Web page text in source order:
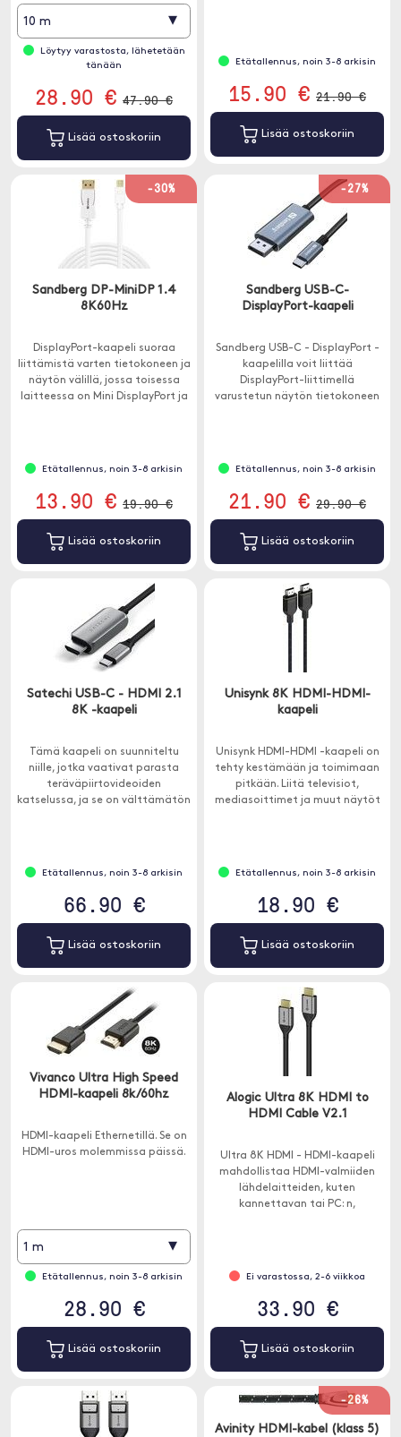
10 m ▾
Löytyy varastosta, lähetetään
tänään
28.90 € 47.90 €
Lisää ostoskoriin
Etätallennus, noin 3-8 arkisin
15.90 € 21.90 €
Lisää ostoskoriin
-30%
Sandberg DP-MiniDP 1.4
8K60Hz
DisplayPort-kaapeli suoraa
liittämistä varten tietokoneen ja
näytön välillä, jossa toisessa
laitteessa on Mini DisplayPort ja
Etätallennus, noin 3-8 arkisin
13.90 € 19.90 €
Lisää ostoskoriin
-27%
Sandberg USB-C-
DisplayPort-kaapeli
Sandberg USB-C - DisplayPort -
kaapelilla voit liittää
DisplayPort-liittimellä
varustetun näytön tietokoneen
Etätallennus, noin 3-8 arkisin
21.90 € 29.90 €
Lisää ostoskoriin
Satechi USB-C - HDMI 2.1
8K -kaapeli
Tämä kaapeli on suunniteltu
niille, jotka vaativat parasta
teräväpiirtovideoiden
katselussa, ja se on välttämätön
Etätallennus, noin 3-8 arkisin
66.90 €
Lisää ostoskoriin
Unisynk 8K HDMI-HDMI-
kaapeli
Unisynk HDMI-HDMI -kaapeli on
tehty kestämään ja toimimaan
pitkään. Liitä televisiot,
mediasoittimet ja muut näytöt
Etätallennus, noin 3-8 arkisin
18.90 €
Lisää ostoskoriin
Vivanco Ultra High Speed
HDMI-kaapeli 8k/60hz
HDMI-kaapeli Ethernetillä. Se on
HDMI-uros molemmissa päissä.
1 m ▾
Etätallennus, noin 3-8 arkisin
28.90 €
Lisää ostoskoriin
Alogic Ultra 8K HDMI to
HDMI Cable V2.1
Ultra 8K HDMI - HDMI-kaapeli
mahdollistaa HDMI-valmiiden
lähdelaitteiden, kuten
kannettavan tai PC: n,
Ei varastossa, 2-6 viikkoa
33.90 €
Lisää ostoskoriin
-26%
Avinity HDMI-kabel (klass 5)